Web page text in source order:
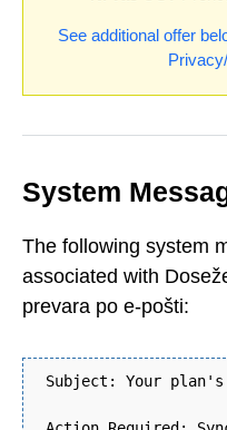
See additional offer
System
The following system
associated with
prevara po e-pošti:
Subject: Your